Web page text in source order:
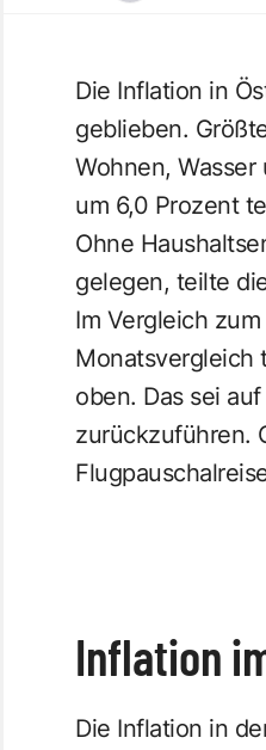
Die Inflation in
geblieben.
Wohnen,
um 6,0 Prozent
Ohne
gelegen, teilte
Im Vergleich
Monatsvergleich
oben. Das sei
zurückzuführen.
Inflation
Die Inflation in